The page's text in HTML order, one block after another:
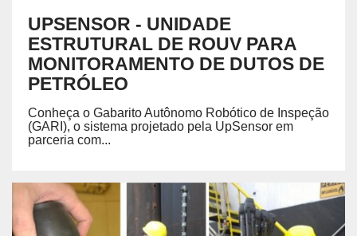
UPSENSOR - UNIDADE
ESTRUTURAL DE ROUV PARA
MONITORAMENTO DE DUTOS DE
PETRÓLEO
Conheça o Gabarito Autônomo Robótico de Inspeção
(GARI), o sistema projetado pela UpSensor em
parceria com...